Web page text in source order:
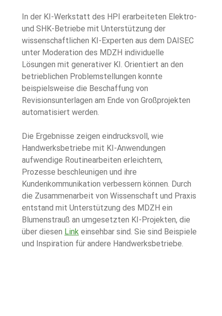
In der KI-Werkstatt des HPI erarbeiteten Elektro-
und SHK-Betriebe mit Unterstützung der
wissenschaftlichen KI-Experten aus dem DAISEC
unter Moderation des MDZH individuelle
Lösungen mit generativer KI. Orientiert an den
betrieblichen Problemstellungen konnte
beispielsweise die Beschaffung von
Revisionsunterlagen am Ende von Großprojekten
automatisiert werden.
Die Ergebnisse zeigen eindrucksvoll, wie
Handwerksbetriebe mit KI-Anwendungen
aufwendige Routinearbeiten erleichtern,
Prozesse beschleunigen und ihre
Kundenkommunikation verbessern können. Durch
die Zusammenarbeit von Wissenschaft und Praxis
entstand mit Unterstützung des MDZH ein
Blumenstrauß an umgesetzten KI-Projekten, die
über diesen Link einsehbar sind. Sie sind Beispiele
und Inspiration für andere Handwerksbetriebe.